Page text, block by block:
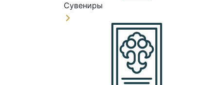
Сувениры